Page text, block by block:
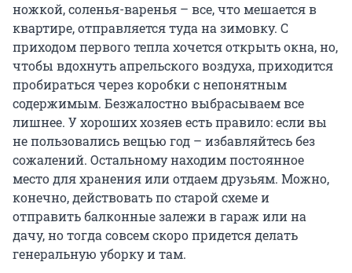
ножкой, соленья-варенья – все, что мешается в
квартире, отправляется туда на зимовку. С
приходом первого тепла хочется открыть окна, но,
чтобы вдохнуть апрельского воздуха, приходится
пробираться через коробки с непонятным
содержимым. Безжалостно выбрасываем все
лишнее. У хороших хозяев есть правило: если вы
не пользовались вещью год – избавляйтесь без
сожалений. Остальному находим постоянное
место для хранения или отдаем друзьям. Можно,
конечно, действовать по старой схеме и
отправить балконные залежи в гараж или на
дачу, но тогда совсем скоро придется делать
генеральную уборку и там.